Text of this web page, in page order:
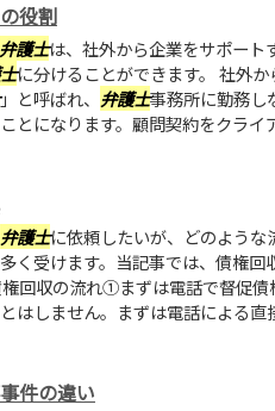
役割
弁護士は、社外から企業をサポート
に分けることができます。 社外
」と呼ばれ、 弁護士事務所に勤務し
とになります。顧問契約をクライ
弁護士に依頼したいが、どのよう
く受けます。当記事では、債権
回収の流れ①まずは電話で督促
はしません。まずは電話による
件の違い